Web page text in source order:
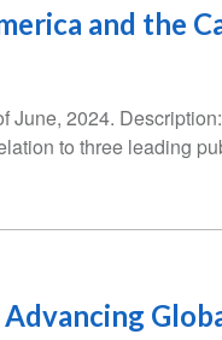
and the
June, 2024.
to three leading
Advancing